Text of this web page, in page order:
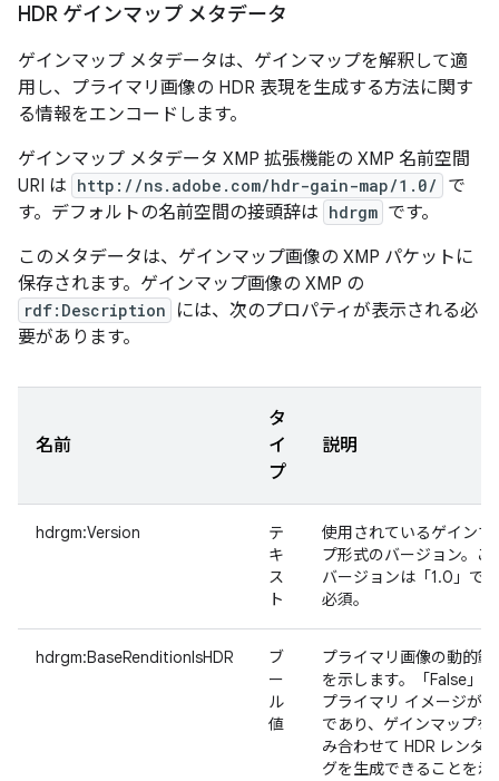
HDR ゲインマップ メタデータ
ゲインマップ メタデータは、ゲインマップを解釈して適
用し、プライマリ画像の HDR 表現を生成する方法に関す
る情報をエンコードします。
ゲインマップ メタデータ XMP 拡張機能の XMP 名前空間
URI は http://ns.adobe.com/hdr-gain-map/1.0/
で
す。デフォルトの名前空間の接頭辞は hdrgm です。
このメタデータは、ゲインマップ画像の XMP パケットに
保存されます。ゲインマップ画像の XMP の
rdf:Description
には、次のプロパティが表示される必
要があります。
名前
タ
イ
プ
説明
hdrgm:Version
テ
キ
ス
ト
使用されているゲインマ
プ形式のバージョン。こ
バージョンは「1.0」で
必須。
hdrgm:BaseRenditionIsHDR
ブ
ー
ル
値
プライマリ画像の動的範
を示します。「False」
プライマリ イメージが
であり、ゲインマップを
み合わせて HDR レンダ
グを生成できることを示